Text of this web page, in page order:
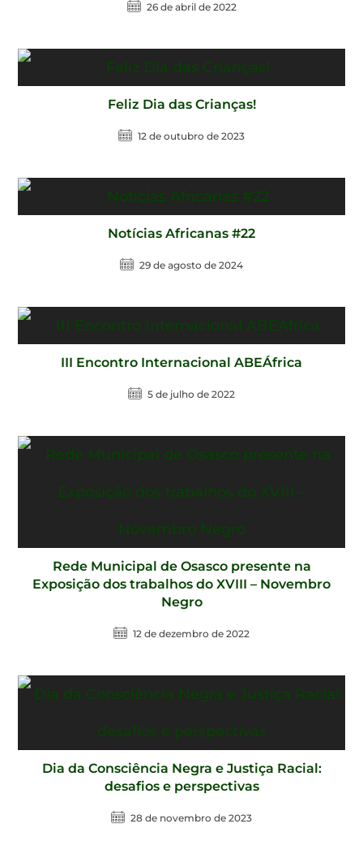
26 de abril de 2022
Feliz Dia das Crianças!
12 de outubro de 2023
Notícias Africanas #22
29 de agosto de 2024
III Encontro Internacional ABEÁfrica
5 de julho de 2022
Rede Municipal de Osasco presente na
Exposição dos trabalhos do XVIII – Novembro
Negro
12 de dezembro de 2022
Dia da Consciência Negra e Justiça Racial:
desafios e perspectivas
28 de novembro de 2023